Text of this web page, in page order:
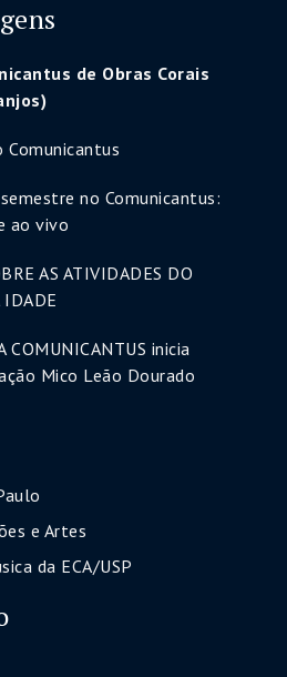
de Obras Corais
Comunicantus
no Comunicantus:
ao vivo
AS ATIVIDADES DO
IDADE
COMUNICANTUS inicia
Mico Leão Dourado
e Artes
da ECA/USP